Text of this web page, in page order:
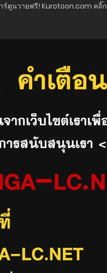
ร์ตูนวายฟรี! Kurotoon.com คลิ๊ก